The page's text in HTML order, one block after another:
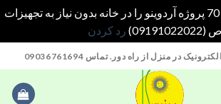
آموزش ساده بیش از 70 پروژه آردوینو را در خانه بدون نیاز به تجهیزات
رد کردن
در منزل از راه دور. تماس 09036761694